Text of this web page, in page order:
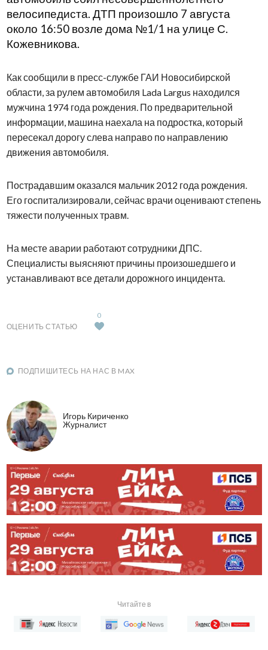
велосипедиста. ДТП произошло 7 августа
около 16:50 возле дома №1/1 на улице С.
Кожевникова.
Как сообщили в пресс-службе ГАИ Новосибирской
области, за рулем автомобиля Lada Largus находился
мужчина 1974 года рождения. По предварительной
информации, машина наехала на подростка, который
пересекал дорогу слева направо по направлению
движения автомобиля.
Пострадавшим оказался мальчик 2012 года рождения.
Его госпитализировали, сейчас врачи оценивают степень
тяжести полученных травм.
На месте аварии работают сотрудники ДПС.
Специалисты выясняют причины произошедшего и
устанавливают все детали дорожного инцидента.
ОЦЕНИТЬ СТАТЬЮ
0
ПОДПИШИТЕСЬ НА НАС В MAX
Игорь Кириченко
Журналист
Читайте в